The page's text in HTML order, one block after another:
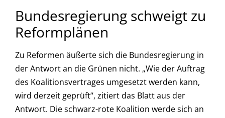
Bundesregierung schweigt zu
Reformplänen
Zu Reformen äußerte sich die Bundesregierung in
der Antwort an die Grünen nicht. „Wie der Auftrag
des Koalitionsvertrages umgesetzt werden kann,
wird derzeit geprüft“, zitiert das Blatt aus der
Antwort. Die schwarz-rote Koalition werde sich an